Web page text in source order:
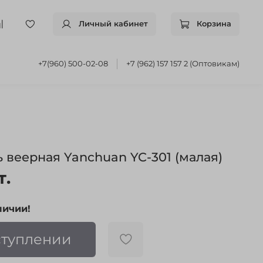
Личный кабинет Корзина
+7(960) 500-02-08 +7 (962) 157 157 2 (Оптовикам)
веерная Yanchuan YC-301 (малая)